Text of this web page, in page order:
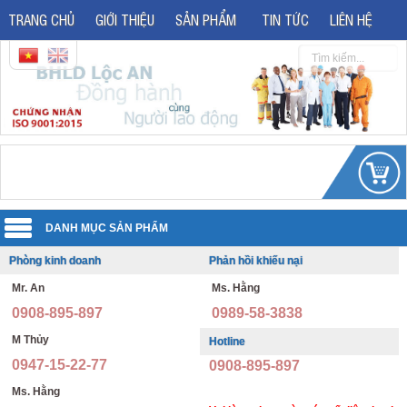
TRANG CHỦ GIỚI THIỆU SẢN PHẨM TIN TỨC LIÊN HỆ
Quần áo đồng phục
Đồng phục văn phòng
Đồng phục bảo vệ thông tư 08
Giày bảo hộ lao động
Giày bảo hộ nhập khẩu
Phòng kinh doanh
Mr. An
0908-895-897
M Thủy
0947-15-22-77
Ms. Hằng
Phản hồi khiếu nại
Ms. Hằng
0989-58-3838
Hotline
0908-895-897